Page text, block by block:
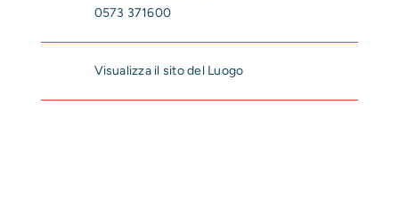
0573 371600
Visualizza il sito del Luogo